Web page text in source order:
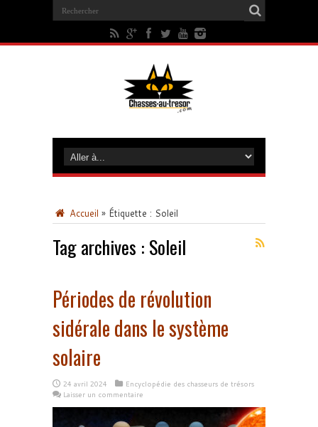
Accueil » Étiquette : Soleil
Tag archives : Soleil
Périodes de révolution
sidérale dans le système
solaire
24 avril 2024
Encyclopédie des chasseurs de trésors
Laisser un commentaire